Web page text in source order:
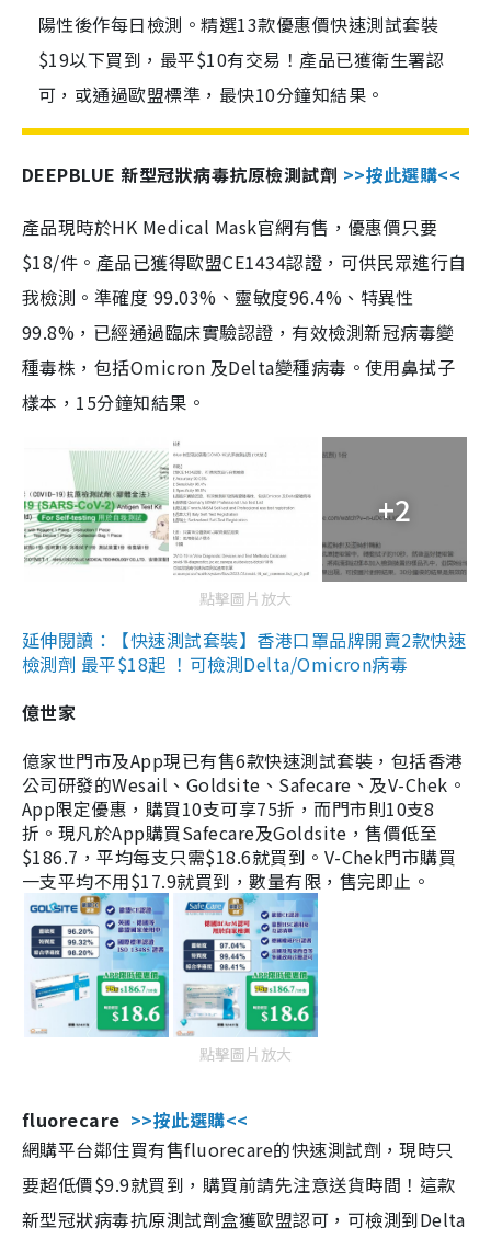
陽性後作每日檢測。精選13款優惠價快速測試套裝
$19以下買到，最平$10有交易！產品已獲衛生署認
可，或通過歐盟標準，最快10分鐘知結果。
DEEPBLUE 新型冠狀病毒抗原檢測試劑 >>按此選購<<
產品現時於HK Medical Mask官網有售，優惠價只要
$18/件。產品已獲得歐盟CE1434認證，可供民眾進行自
我檢測。準確度 99.03%、靈敏度96.4%、特異性
99.8%，已經通過臨床實驗認證，有效檢測新冠病毒變
種毒株，包括Omicron 及Delta變種病毒。使用鼻拭子
樣本，15分鐘知結果。
+2
點擊圖片放大
延伸閱讀：【快速測試套裝】香港口罩品牌開賣2款快速
檢測劑 最平$18起 ！可檢測Delta/Omicron病毒
億世家
億家世門市及App現已有售6款快速測試套裝，包括香港
公司研發的Wesail、Goldsite、Safecare、及V-Chek。
App限定優惠，購買10支可享75折，而門市則10支8
折。現凡於App購買Safecare及Goldsite，售價低至
$186.7，平均每支只需$18.6就買到。V-Chek門市購買
一支平均不用$17.9就買到，數量有限，售完即止。
點擊圖片放大
fluorecare >>按此選購<<
網購平台鄰住買有售fluorecare的快速測試劑，現時只
要超低價$9.9就買到，購買前請先注意送貨時間！這款
新型冠狀病毒抗原測試劑盒獲歐盟認可，可檢測到Delta